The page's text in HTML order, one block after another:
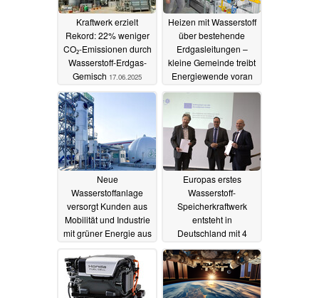
Kraftwerk erzielt
Rekord: 22% weniger
CO₂-Emissionen durch
Wasserstoff-Erdgas-
Gemisch 17.06.2025
Heizen mit Wasserstoff
über bestehende
Erdgasleitungen –
kleine Gemeinde treibt
Energiewende voran
08.04.2025
Neue
Wasserstoffanlage
versorgt Kunden aus
Mobilität und Industrie
mit grüner Energie aus
Europas erstes
Wasserstoff-
Speicherkraftwerk
entsteht in
Deutschland mit 4
Millionen Euro
Förderung01.04.2025